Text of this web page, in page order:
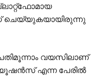
ചെയ്യുകയായിരുന്നു
വയസിലാണ്
എന്ന പേരിൽ